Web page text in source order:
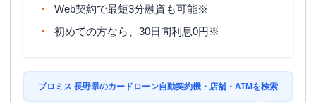
Web契約で最短3分融資も可能※
初めての方なら、30日間利息0円※
プロミス 長野県のカードローン自動契約機・店舗・ATMを検索